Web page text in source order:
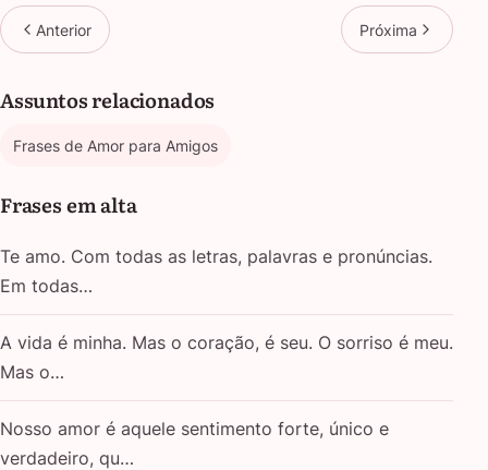
Anterior Próxima
Assuntos relacionados
Frases de Amor para Amigos
Frases em alta
Te amo. Com todas as letras, palavras e pronúncias.
Em todas…
A vida é minha. Mas o coração, é seu. O sorriso é meu.
Mas o…
Nosso amor é aquele sentimento forte, único e
verdadeiro, qu…